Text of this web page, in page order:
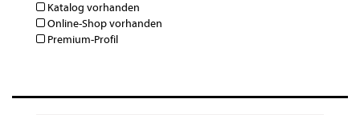
Katalog vorhanden
Online-Shop vorhanden
Premium-Profil